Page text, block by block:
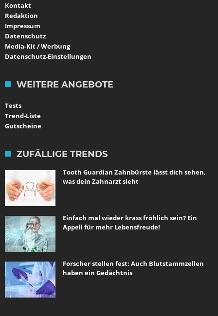
Kontakt
Redaktion
Impressum
Datenschutz
Media-Kit / Werbung
Datenschutz-Einstellungen
WEITERE ANGEBOTE
Tests
Trend-Liste
Gutscheine
ZUFÄLLIGE TRENDS
Tooth Guardian Zahnbürste lässt dich sehen,
was dein Zahnarzt sieht
Einfach mal wieder krass fröhlich sein? Ein
Appell für mehr Lebensfreude!
Forscher stellen fest: Auch Blutstammzellen
haben ein Gedächtnis